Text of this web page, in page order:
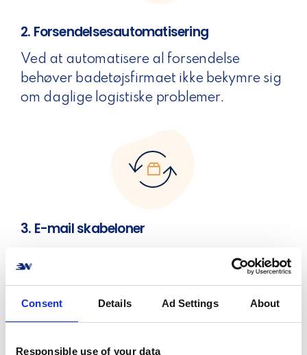
Consent Details Ad Settings About
Responsible use of your data
2. Forsendelsesautomatisering
Ved at automatisere al forsendelse
behøver badetøjsfirmaet ikke bekymre sig
om daglige logistiske problemer.
3. E-mail skabeloner
Deres lagerløsning dækker også alle
meddelelser vedrørende forsendelse til